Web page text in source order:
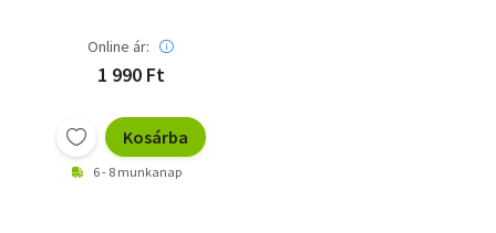
Online ár:
1 990 Ft
Kosárba
6 - 8 munkanap